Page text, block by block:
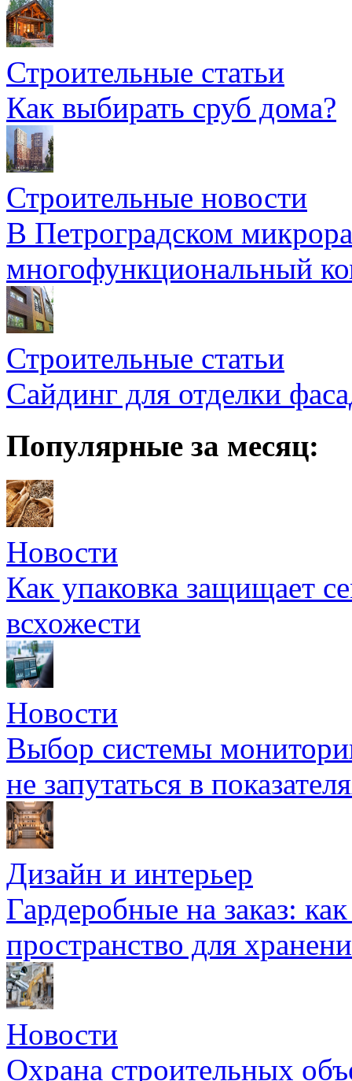
Строительные статьи
Как выбирать сруб дома?
Строительные новости
В Петроградском
многофункциональный
Строительные статьи
Сайдинг для отделки
Популярные за месяц:
Новости
Как упаковка защищает
всхожести
Новости
Выбор системы
не запутаться в
Дизайн и интерьер
Гардеробные на заказ:
пространство для
Новости
Охрана строительных